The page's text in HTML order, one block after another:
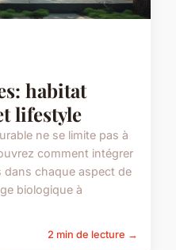
habitat
lifestyle
ne se limite pas à
comment intégrer
chaque aspect de
biologique à
2 min de lecture →